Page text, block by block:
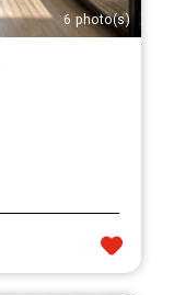
6 photo(s)